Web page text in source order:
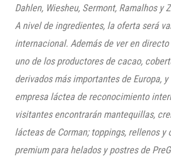
Dahlen, Wiesheu, Sermont, Ramalhos y
A nivel de ingredientes, la oferta será
internacional. Además de ver en
uno de los productores de cacao,
derivados más importantes de Europa, y
empresa láctea de reconocimiento
visitantes encontrarán mantequillas,
lácteas de Corman; toppings, rellenos y
premium para helados y postres de